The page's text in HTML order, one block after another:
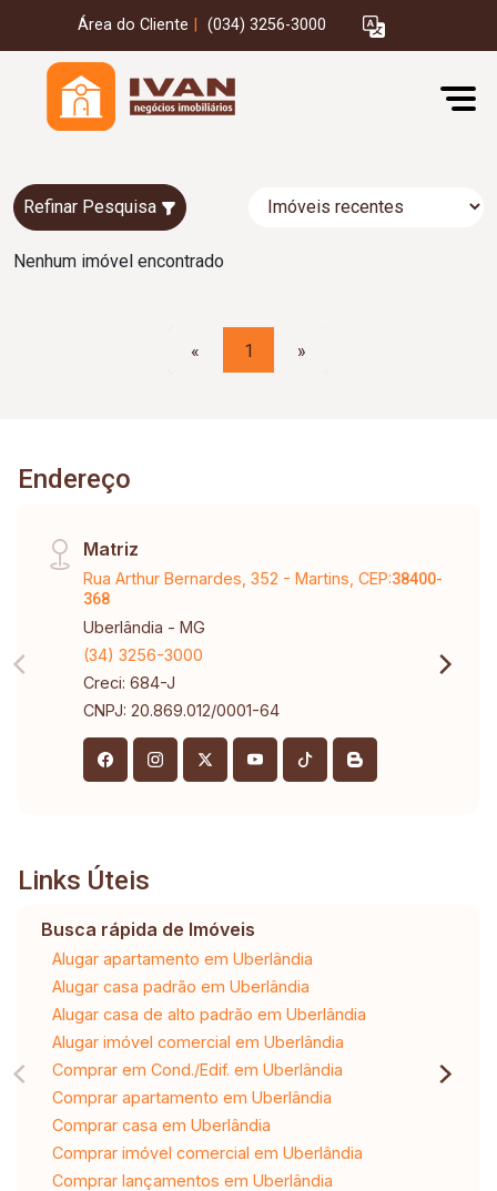
Área do Cliente (034) 3256-3000
Refinar Pesquisa
Nenhum imóvel encontrado
« 1 »
Endereço
Matriz
Rua Arthur Bernardes, 352 - Martins, CEP:38400-
368
Uberlândia - MG
(34) 3256-3000
Creci: 684-J
CNPJ: 20.869.012/0001-64
Links Úteis
Busca rápida de Imóveis
Alugar apartamento em Uberlândia
Alugar casa padrão em Uberlândia
Alugar casa de alto padrão em Uberlândia
Alugar imóvel comercial em Uberlândia
Comprar em Cond./Edif. em Uberlândia
Comprar apartamento em Uberlândia
Comprar casa em Uberlândia
Comprar imóvel comercial em Uberlândia
Comprar lançamentos em Uberlândia